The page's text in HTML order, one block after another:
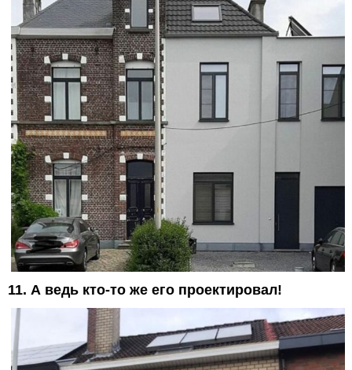
11. А ведь кто-то же его проектировал!